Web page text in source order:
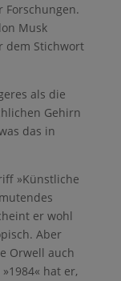
Forschungen.
Musk
dem Stichwort
als die
Gehirn
das in
»Künstliche
er wohl
Aber
Orwell auch
hat er,